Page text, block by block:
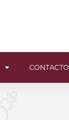
CONTACTO